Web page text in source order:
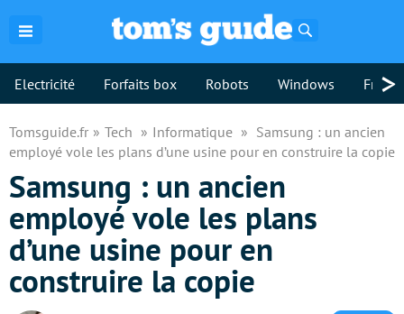
Electricité Forfaits box Robots Windows >
Tomsguide.fr Tech Informatique
Samsung : un ancien
employé vole les plans d’une usine pour en construire la copie
Samsung : un ancien
employé vole les plans
d’une usine pour en
construire la copie